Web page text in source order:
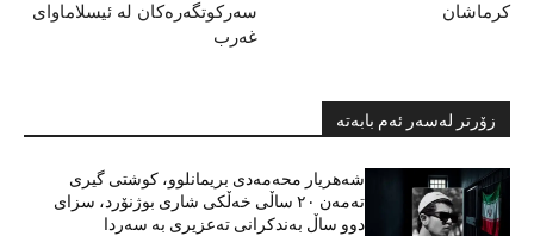
سەرکوتگەرەکان لە ئیسلاماوای
غەرب
کرماشان
زۆرتر لەسەر ئەم بابەتە
شەهریار محەمەدی بریمانلوو، کوشتی گیری
تەمەن ٢٠ ساڵی خەڵکی شاری بوژنۆرد، سزای
دوو ساڵ بەندکرانی تەعزیری بە سەردا